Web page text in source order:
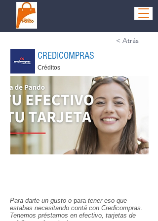
< Atrás
CREDICOMPRAS
Créditos
Para darte un gusto o paratener eso que
estabas necesitando contá con Credicompras.
Tenemos préstamos en efectivo, tarjetas de